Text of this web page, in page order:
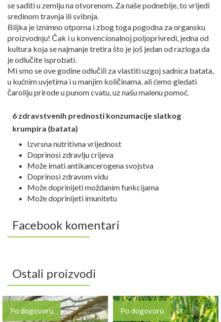
se saditi u zemlju na otvorenom. Za naše podneblje, to vrijedi
sredinom travnja ili svibnja.
Biljka je iznimno otporna i zbog toga pogodna za organsku
proizvodnju! Čak i u konvencionalnoj poljoprivredi, jedna od
kultura koja se najmanje tretira što je još jedan od razloga da
je odlučite isprobati.
Mi smo se ove godine odlučili za vlastiti uzgoj sadnica batata,
u kućnim uvjetima i u manjim količinama, ali ćemo gledati
čaroliju prirode u punom cvatu, uz našu malenu pomoć.
6 zdravstvenih prednosti konzumacije slatkog
krumpira (batata)
Izvrsna nutritivna vrijednost
Doprinosi zdravlju crijeva
Može imati antikancerogena svojstva
Doprinosi zdravom vidu
Može doprinijeti moždanim funkcijama
Može doprinijeti imunitetu
Facebook komentari
Ostali proizvodi
Po dogovoru Po dogovoru